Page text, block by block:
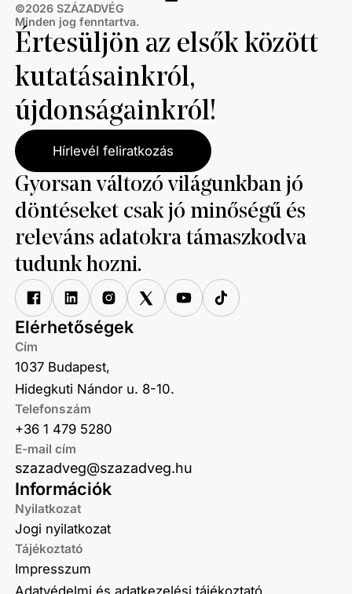
©2026 SZÁZADVÉG
Minden jog fenntartva.
Értesüljön az elsők között
kutatásainkról,
újdonságainkról!
Hírlevél feliratkozás
Gyorsan változó világunkban jó
döntéseket csak jó minőségű és
releváns adatokra támaszkodva
tudunk hozni.
Információk
Nyilatkozat
Jogi nyilatkozat
Tájékoztató
Impresszum
Adatvédelmi és adatkezelési tájékoztató
Elérhetőségek
Cím
1037 Budapest,
Hidegkuti Nándor u. 8-10.
Telefonszám
+36 1 479 5280
E-mail cím
szazadveg@szazadveg.hu